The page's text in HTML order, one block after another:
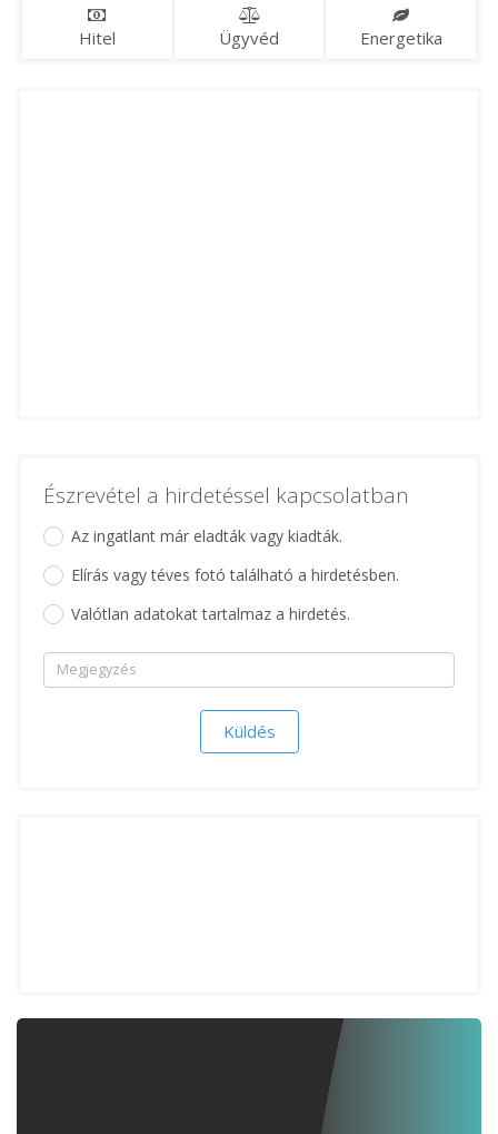
Hitel Ügyvéd Energetika
Észrevétel a hirdetéssel kapcsolatban
Az ingatlant már eladták vagy kiadták.
Elírás vagy téves fotó található a hirdetésben.
Valótlan adatokat tartalmaz a hirdetés.